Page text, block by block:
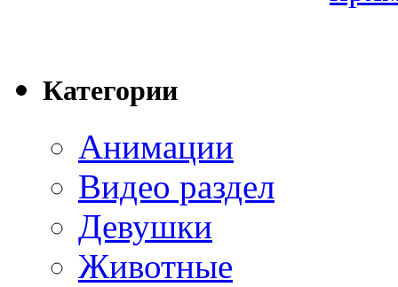
Категории
Анимации
Видео раздел
Девушки
Животные